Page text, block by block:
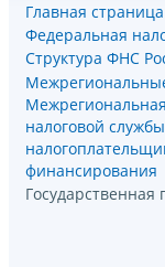
Главная страница
Федеральная
Структура ФНС
налоговой
финансирования
Государственная